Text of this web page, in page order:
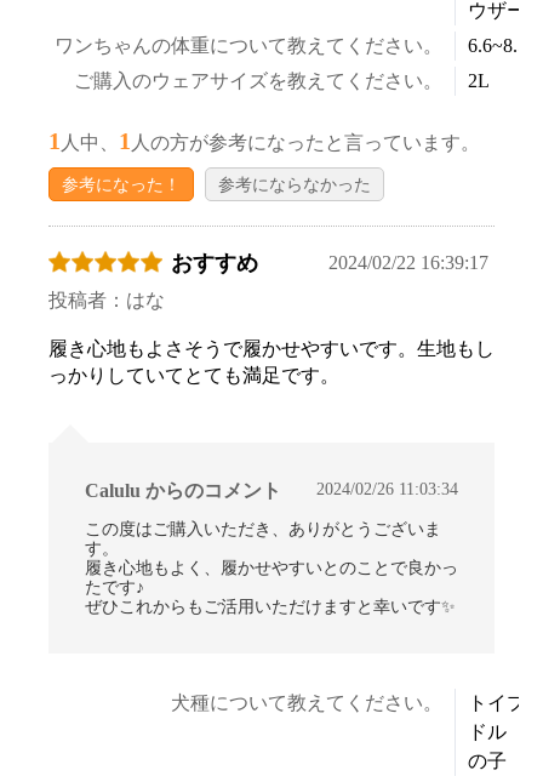
ウザー
ワンちゃんの体重について教えてください。
ご購入のウェアサイズを教えてください。
2L
1 人中、 1 人の方が参考になったと言っています。
参考になった！ 参考にならなかった
おすすめ
2024/02/22 16:39:17
投稿者：はな
履き心地もよさそうで履かせやすいです。生地もし
っかりしていてとても満足です。
Calulu からのコメント 2024/02/26 11:03:34
この度はご購入いただき、ありがとうございま
す。
履き心地もよく、履かせやすいとのことで良かっ
たです♪
ぜひこれからもご活用いただけますと幸いです✨
犬種について教えてください。
トイプ
ドル
の子